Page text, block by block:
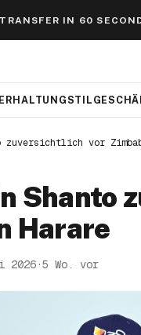
IN 60
STIL
zuversichtlich vor
Shanto
Harare
2026·5 Wo. vor